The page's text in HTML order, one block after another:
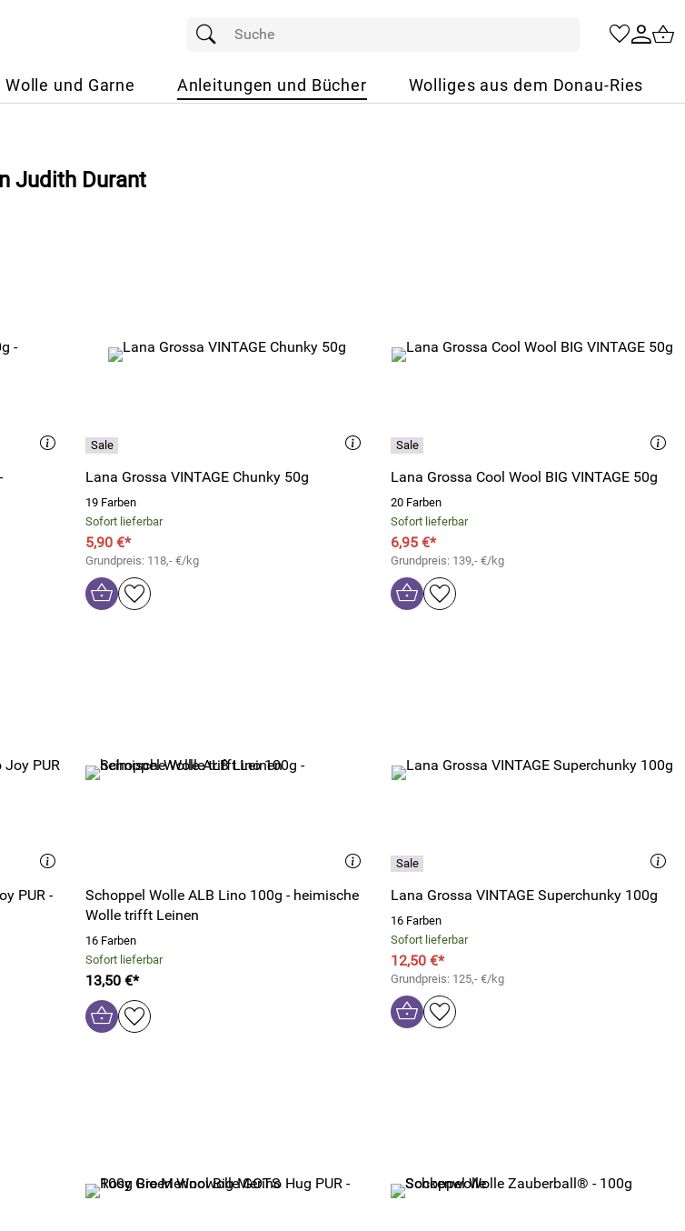
Wolle und Garne Anleitungen und Bücher Wolliges aus dem Donau-Ries
Judith Durant
Lana Grossa VINTAGE Chunky 50g
19 Farben
Sofort lieferbar
5,90 €*
Grundpreis: 118,- €/kg
Lana Grossa Cool Wool BIG VINTAGE 50g
20 Farben
Sofort lieferbar
6,95 €*
Grundpreis: 139,- €/kg
PUR -
Schoppel Wolle ALB Lino 100g - heimische
Wolle trifft Leinen
16 Farben
Sofort lieferbar
13,50 €*
Lana Grossa VINTAGE Superchunky 100g
16 Farben
Sofort lieferbar
12,50 €*
Grundpreis: 125,- €/kg